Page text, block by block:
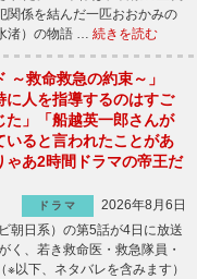
関係を結んだ一匹おおかみの
渚）の物語 … 続きを読む
～救命救急の約束～」
に人を指導するのはすご
た」「船越英一郎さんが
いると言われたことがあ
ゃあ2時間ドラマの帝王だ
ドラマ
2026年8月6日
朝日系）の第5話が4日に放送
、若き救命医・救急隊員・
以下、ネタバレを含みます）